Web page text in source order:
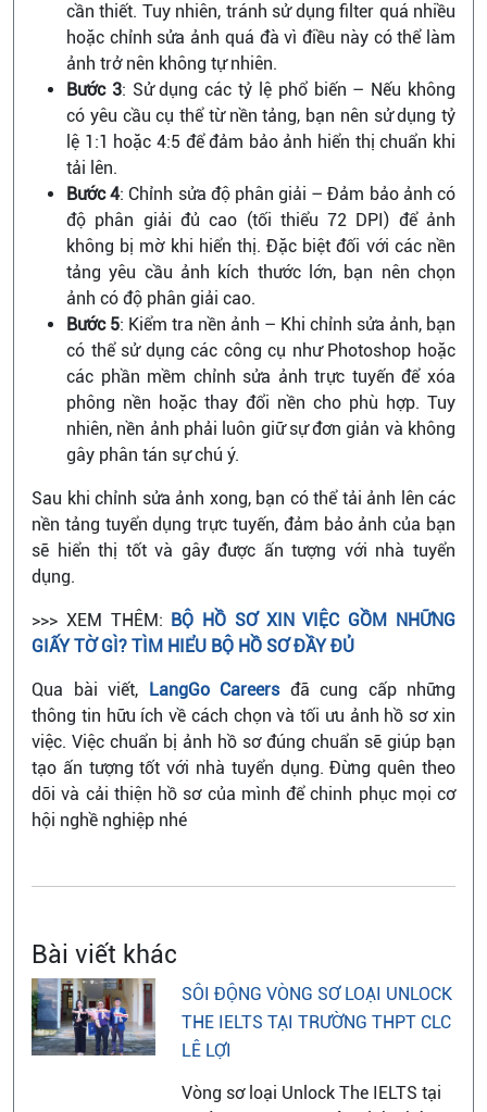
cần thiết. Tuy nhiên, tránh sử dụng filter quá nhiều
hoặc chỉnh sửa ảnh quá đà vì điều này có thể làm
ảnh trở nên không tự nhiên.
Bước 3: Sử dụng các tỷ lệ phổ biến – Nếu không
có yêu cầu cụ thể từ nền tảng, bạn nên sử dụng tỷ
lệ 1:1 hoặc 4:5 để đảm bảo ảnh hiển thị chuẩn khi
tải lên.
Bước 4: Chỉnh sửa độ phân giải – Đảm bảo ảnh có
độ phân giải đủ cao (tối thiểu 72 DPI) để ảnh
không bị mờ khi hiển thị. Đặc biệt đối với các nền
tảng yêu cầu ảnh kích thước lớn, bạn nên chọn
ảnh có độ phân giải cao.
Bước 5: Kiểm tra nền ảnh – Khi chỉnh sửa ảnh, bạn
có thể sử dụng các công cụ như Photoshop hoặc
các phần mềm chỉnh sửa ảnh trực tuyến để xóa
phông nền hoặc thay đổi nền cho phù hợp. Tuy
nhiên, nền ảnh phải luôn giữ sự đơn giản và không
gây phân tán sự chú ý.
Sau khi chỉnh sửa ảnh xong, bạn có thể tải ảnh lên các
nền tảng tuyển dụng trực tuyến, đảm bảo ảnh của bạn
sẽ hiển thị tốt và gây được ấn tượng với nhà tuyển
dụng.
>>> XEM THÊM: BỘ HỒ SƠ XIN VIỆC GỒM NHỮNG
GIẤY TỜ GÌ? TÌM HIỂU BỘ HỒ SƠ ĐẦY ĐỦ
Qua bài viết, LangGo Careersđã cung cấp những
thông tin hữu ích về cách chọn và tối ưu ảnh hồ sơ xin
việc. Việc chuẩn bị ảnh hồ sơ đúng chuẩn sẽ giúp bạn
tạo ấn tượng tốt với nhà tuyển dụng. Đừng quên theo
dõi và cải thiện hồ sơ của mình để chinh phục mọi cơ
hội nghề nghiệp nhé
Bài viết khác
SÔI ĐỘNG VÒNG SƠ LOẠI UNLOCK
THE IELTS TẠI TRƯỜNG THPT CLC
LÊ LỢI
Vòng sơ loại Unlock The IELTS tại